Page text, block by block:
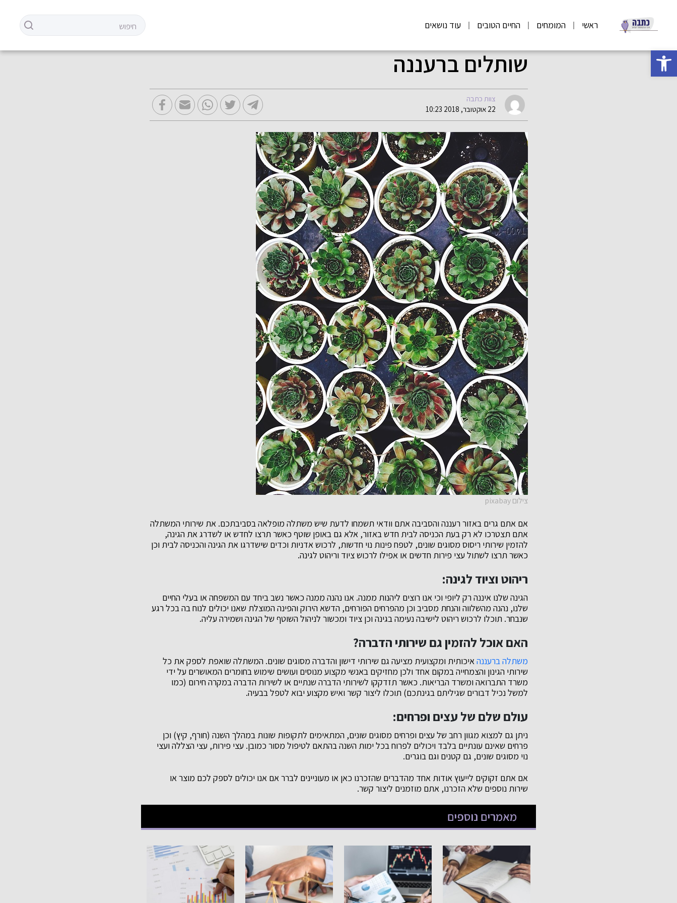
פתח סרגל נגישות
ראשי המומחים החיים הטובים עוד נושאים
שותלים ברעננה
צוות כתבה
22 אוקטובר, 2018 10:23
צילום pixabay
אם אתם גרים באזור רעננה והסביבה אתם וודאי תשמחו לדעת שיש משתלה מופלאה בסביבתכם. את שירותי המשתלה
אתם תצטרכו לא רק בעת הכניסה לבית חדש באזור, אלא גם באופן שוטף כאשר תרצו לחדש או לשדרג את הגינה,
להזמין שירותי ריסוס מסוגים שונים, לטפח פינות נוי חדשות, לרכוש אדניות וכדים שישדרגו את הגינה והכניסה לבית וכן
כאשר תרצו לשתול עצי פירות חדשים או אפילו לרכוש ציוד וריהוט לגינה.
ריהוט וציוד לגינה:
הגינה שלנו איננה רק ליופי וכי אנו רוצים ליהנות ממנה. אנו נהנה ממנה כאשר נשב ביחד עם המשפחה או בעלי החיים
שלנו, נהנה מהשלווה והנחת מסביב וכן מהפרחים הפורחים, הדשא הירוק והפינה המוצלת שאנו יכולים לנוח בה בכל רגע
שנבחר. תוכלו לרכוש ריהוט לישיבה נעימה בגינה וכן ציוד ומכשור לניהול השוטף של הגינה ושמירה עליה.
האם אוכל להזמין גם שירותי הדברה?
משתלה ברעננהאיכותית ומקצועית מציעה גם שירותי דישון והדברה מסוגים שונים. המשתלה שואפת לספק את כל
שירותי הגינון והצמחייה במקום אחד ולכן מחזיקים באנשי מקצוע מנוסים ועושים שימוש בחומרים המאושרים על ידי
משרד התברואה ומשרד הבריאות. כאשר תזדקקו לשירותי הדברה שנתיים או לשירות הדברה במקרה חירום (כמו
למשל נכיל דבורים שגיליתם בגינתכם) תוכלו ליצור קשר ואיש מקצוע יבוא לטפל בבעיה.
עולם שלם של עצים ופרחים:
ניתן גם למצוא מגוון רחב של עצים ופרחים מסוגים שונים, המתאימים לתקופות שונות במהלך השנה (חורף, קיץ) וכן
פרחים שאינם עונתיים בלבד ויכולים לפרוח בכל ימות השנה בהתאם לטיפול מסור כמובן. עצי פירות, עצי הצללה ועצי
נוי מסוגים שונים, גם קטנים וגם בוגרים.
אם אתם זקוקים לייעוץ אודות אחד מהדברים שהזכרנו כאן או מעוניינים לברר אם אנו יכולים לספק לכם מוצר או
שירות נוספים שלא הזכרנו, אתם מוזמנים ליצור קשר.
מאמרים נוספים